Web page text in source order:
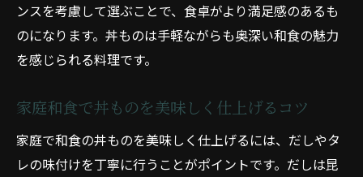
ンスを考慮して選ぶことで、食卓がより満足感のあるも
のになります。丼ものは手軽ながらも奥深い和食の魅力
を感じられる料理です。
家庭和食で丼ものを美味しく仕上げるコツ
家庭で和食の丼ものを美味しく仕上げるには、だしやタ
レの味付けを丁寧に行うことがポイントです。だしは昆